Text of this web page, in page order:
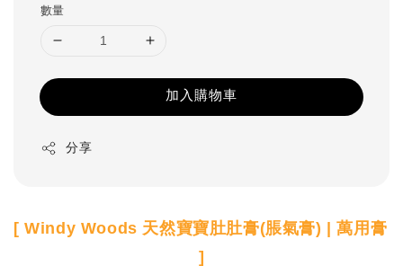
數量
加入購物車
分享
[ Windy Woods 天然寶寶肚肚膏(脹氣膏) | 萬用膏
]